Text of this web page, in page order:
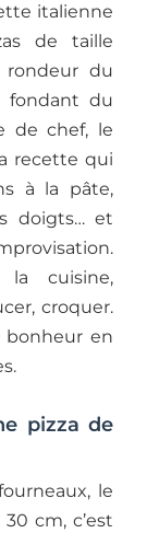
italienne
de taille
rondeur du
fondant du
de chef, le
recette qui
à la pâte,
doigts… et
la cuisine,
croquer.
bonheur en
pizza de
le
cm, c’est